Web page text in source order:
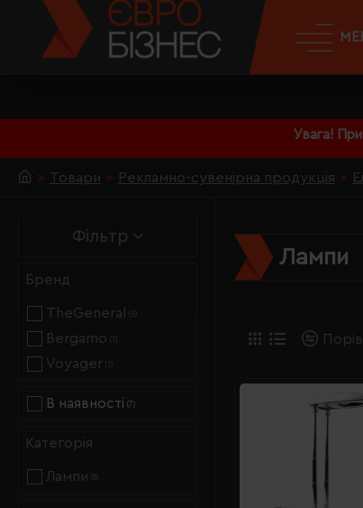
Увага!
Товари Рекламно-сувенірна продукція
Фільтр
Бренд
TheGeneral (5)
Bergamo
Voyager
В наявності (7)
Категорія
Лампи (8)
Лампи